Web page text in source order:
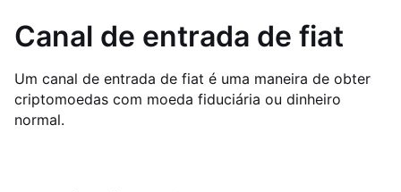
Canal de entrada de fiat
Um canal de entrada de fiat é uma maneira de obter
criptomoedas com moeda fiduciária ou dinheiro
normal.